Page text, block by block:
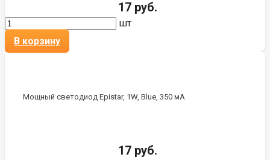
17 руб.
шт
В корзину
Мощный светодиод Epistar, 1W, Blue, 350 мА
17 руб.